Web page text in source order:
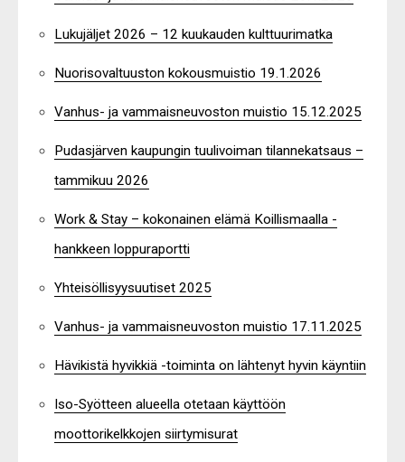
Lukujäljet 2026 – 12 kuukauden kulttuurimatka
Nuorisovaltuuston kokousmuistio 19.1.2026
Vanhus- ja vammaisneuvoston muistio 15.12.2025
Pudasjärven kaupungin tuulivoiman tilannekatsaus –
tammikuu 2026
Work & Stay – kokonainen elämä Koillismaalla -
hankkeen loppuraportti
Yhteisöllisyysuutiset 2025
Vanhus- ja vammaisneuvoston muistio 17.11.2025
Hävikistä hyvikkiä -toiminta on lähtenyt hyvin käyntiin
Iso-Syötteen alueella otetaan käyttöön
moottorikelkkojen siirtymisurat